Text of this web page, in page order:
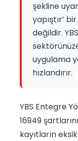
şekline
yapıştır’
değildir.
uygulama
hızlandırır.
YBS Entegre
16949
kayıtların